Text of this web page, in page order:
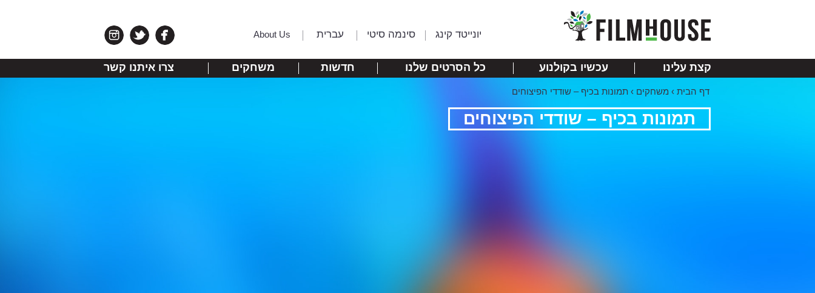
יונייטד קינג סינמה סיטי עברית About Us
קצת עלינו עכשיו בקולנוע כל הסרטים שלנו חדשות משחקים צרו איתנו קשר
דף הבית › משחקים › תמונות בכיף – שודדי הפיצוחים
תמונות בכיף – שודדי הפיצוחים